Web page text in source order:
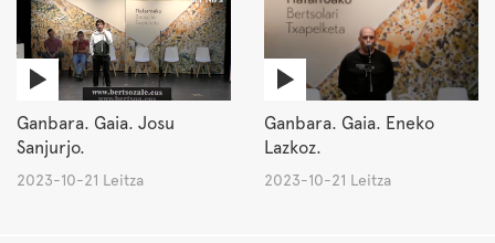
Ganbara. Gaia. Josu
Sanjurjo.
2023-10-21 Leitza
Ganbara. Gaia. Eneko
Lazkoz.
2023-10-21 Leitza